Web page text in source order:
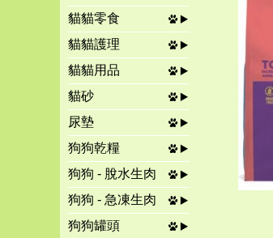
貓貓零食
貓貓護理
貓貓用品
貓砂
尿墊
狗狗乾糧
狗狗 - 脫水生肉
狗狗 - 急凍生肉
狗狗罐頭